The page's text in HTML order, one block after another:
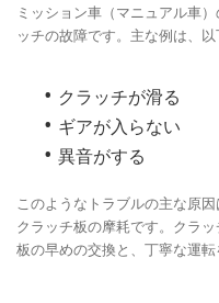
ミッション車（マニュアル車
ッチの故障です。主な例は、以
クラッチが滑る
ギアが入らない
異音がする
このようなトラブルの主な原
クラッチ板の摩耗です。クラ
板の早めの交換と、丁寧な運転